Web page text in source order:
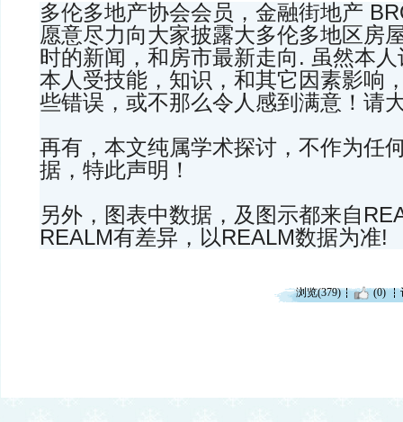
多伦多地产协会会员，金融街地产
愿意尽力向大家披露大多伦多地区房
时的新闻，和房市最新走向. 虽然本
本人受技能，知识，和其它因素影响
些错误，或不那么令人感到满意！请
再有，本文纯属学术探讨，不作为任
据，特此声明！
另外，图表中数据，及图示都来自
REALM有差异，以REALM数据为准!
浏览(379) (0)